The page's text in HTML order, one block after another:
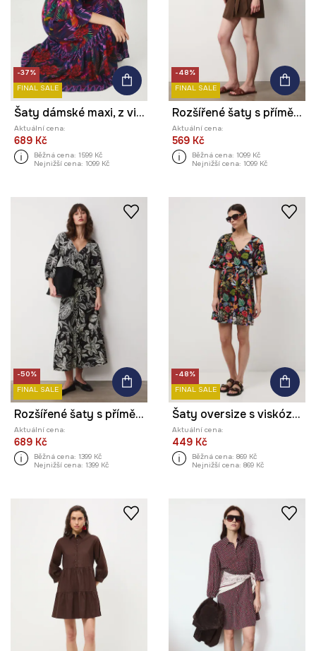
-37%
FINAL SALE
Šaty dámské maxi, z viskózy více barev
Aktuální cena:
689 Kč
Běžná cena: 1599 Kč
Nejnižší cena: 1099 Kč
-48%
FINAL SALE
Rozšířené šaty s příměsí lnu
Aktuální cena:
569 Kč
Běžná cena: 1099 Kč
Nejnižší cena: 1099 Kč
-50%
FINAL SALE
Rozšířené šaty s příměsí lnu
Aktuální cena:
689 Kč
Běžná cena: 1399 Kč
Nejnižší cena: 1399 Kč
-48%
FINAL SALE
Šaty oversize s viskózou
Aktuální cena:
449 Kč
Běžná cena: 869 Kč
Nejnižší cena: 869 Kč